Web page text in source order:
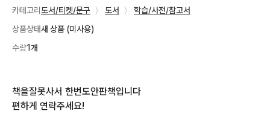
카테고리 도서/티켓/문구 〉 도서 〉
학습/사전/참고서
상품상태새 상품 (미사용)
수량1개
책을잘못사서 한번도안판책입니다
편하게 연락주세요!